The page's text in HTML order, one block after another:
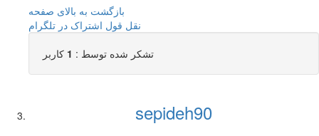
بازگشت به بالای صفحه
نقل قول اشتراک در تلگرام
تشکر شده توسط : 1 کاربر
sepideh90